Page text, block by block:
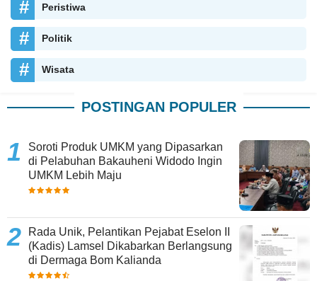
Peristiwa
Politik
Wisata
POSTINGAN POPULER
Soroti Produk UMKM yang Dipasarkan
di Pelabuhan Bakauheni Widodo Ingin
UMKM Lebih Maju
Rada Unik, Pelantikan Pejabat Eselon II
(Kadis) Lamsel Dikabarkan Berlangsung
di Dermaga Bom Kalianda